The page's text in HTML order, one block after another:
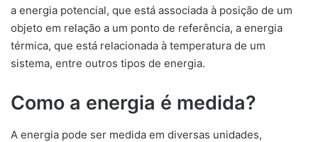
a energia potencial, que está associada à posição de um
objeto em relação a um ponto de referência, a energia
térmica, que está relacionada à temperatura de um
sistema, entre outros tipos de energia.
Como a energia é medida?
A energia pode ser medida em diversas unidades,